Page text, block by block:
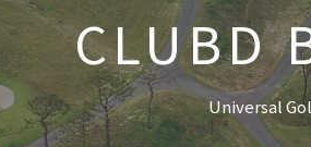
CLUBD
Universal